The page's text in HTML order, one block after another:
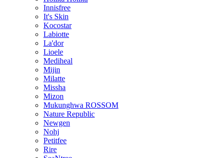
Innisfree
It's Skin
Kocostar
Labiotte
La'dor
Lioele
Mediheal
Mijin
Milatte
Missha
Mizon
Mukunghwa ROSSOM
Nature Republic
Newgen
Nohj
Petitfee
Rire